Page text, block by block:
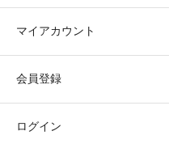
マイアカウント
会員登録
ログイン